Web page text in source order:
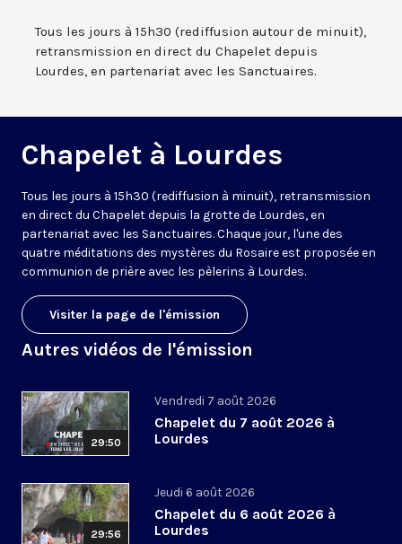
Tous les jours à 15h30 (rediffusion autour de minuit),
retransmission en direct du Chapelet depuis
Lourdes, en partenariat avec les Sanctuaires.
Chapelet à Lourdes
Tous les jours à 15h30 (rediffusion à minuit), retransmission
en direct du Chapelet depuis la grotte de Lourdes, en
partenariat avec les Sanctuaires. Chaque jour, l'une des
quatre méditations des mystères du Rosaire est proposée en
communion de prière avec les pèlerins à Lourdes.
Visiter la page de l'émission
Autres vidéos de l'émission
29:50
Vendredi 7 août 2026
Chapelet du 7 août 2026 à
Lourdes
29:56
Jeudi 6 août 2026
Chapelet du 6 août 2026 à
Lourdes